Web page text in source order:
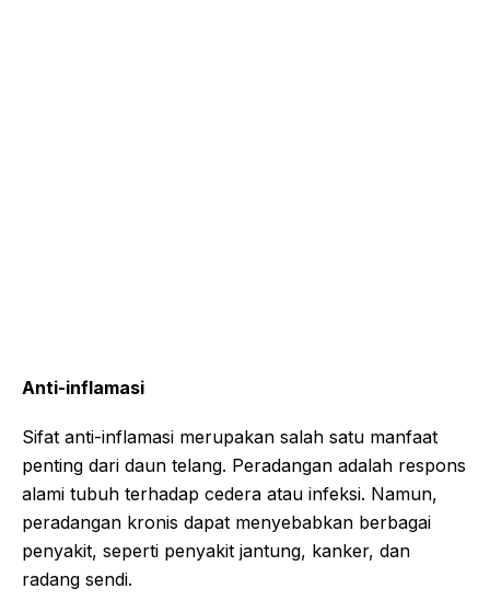
Anti-inflamasi
Sifat anti-inflamasi merupakan salah satu manfaat
penting dari daun telang. Peradangan adalah respons
alami tubuh terhadap cedera atau infeksi. Namun,
peradangan kronis dapat menyebabkan berbagai
penyakit, seperti penyakit jantung, kanker, dan
radang sendi.